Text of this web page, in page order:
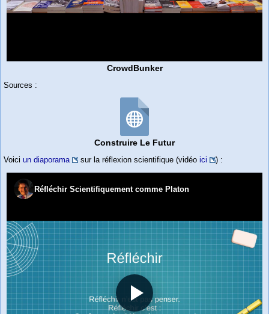
CrowdBunker
Sources :
Construire Le Futur
Voici un diaporama sur la réflexion scientifique (vidéo ici ) :